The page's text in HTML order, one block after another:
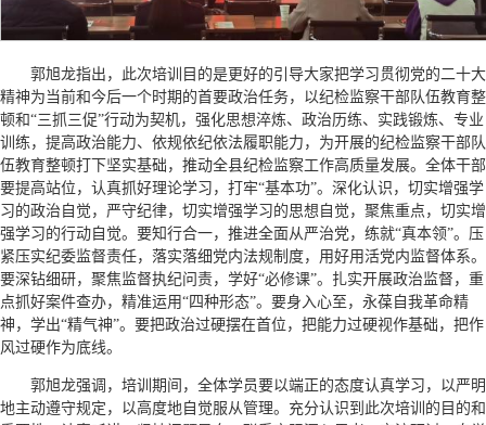
郭旭龙指出，此次培训目的是更好的引导大家把学习贯彻党的二十大
精神为当前和今后一个时期的首要政治任务，以纪检监察干部队伍教育整
顿和“三抓三促”行动为契机，强化思想淬炼、政治历练、实践锻炼、专业
训练，提高政治能力、依规依纪依法履职能力，为开展的纪检监察干部队
伍教育整顿打下坚实基础，推动全县纪检监察工作高质量发展。全体干部
要提高站位，认真抓好理论学习，打牢“基本功”。深化认识，切实增强学
习的政治自觉，严守纪律，切实增强学习的思想自觉，聚焦重点，切实增
强学习的行动自觉。要知行合一，推进全面从严治党，练就“真本领”。压
紧压实纪委监督责任，落实落细党内法规制度，用好用活党内监督体系。
要深钻细研，聚焦监督执纪问责，学好“必修课”。扎实开展政治监督，重
点抓好案件查办，精准运用“四种形态”。要身入心至，永葆自我革命精
神，学出“精气神”。要把政治过硬摆在首位，把能力过硬视作基础，把作
风过硬作为底线。
郭旭龙强调，培训期间，全体学员要以端正的态度认真学习，以严明
地主动遵守规定，以高度地自觉服从管理。充分认识到此次培训的目的和